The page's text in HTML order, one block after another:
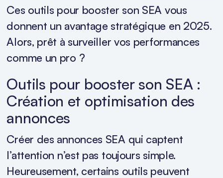
Ces outils pour booster son SEA vous
donnent un avantage stratégique en 2025.
Alors, prêt à surveiller vos performances
comme un pro ?
Outils pour booster son SEA :
Création et optimisation des
annonces
Créer des annonces SEA qui captent
l’attention n’est pas toujours simple.
Heureusement, certains outils peuvent